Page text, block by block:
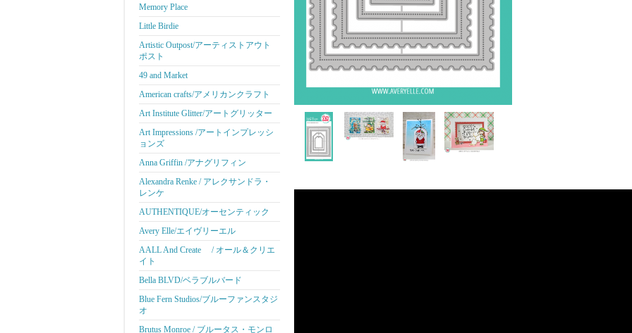
Memory Place
Little Birdie
Artistic Outpost/アーティストアウト
ポスト
49 and Market
American crafts/アメリカンクラフト
Art Institute Glitter/アートグリッター
Art Impressions /アートインプレッシ
ョンズ
Anna Griffin /アナグリフィン
Alexandra Renke / アレクサンドラ・
レンケ
AUTHENTIQUE/オーセンティック
Avery Elle/エイヴリーエル
AALL And Create / オール＆クリエ
イト
Bella BLVD/ベラブルバード
Blue Fern Studios/ブルーファンスタジ
オ
Brutus Monroe / ブルータス・モンロ